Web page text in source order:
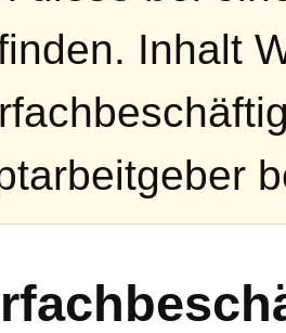
Inhalt